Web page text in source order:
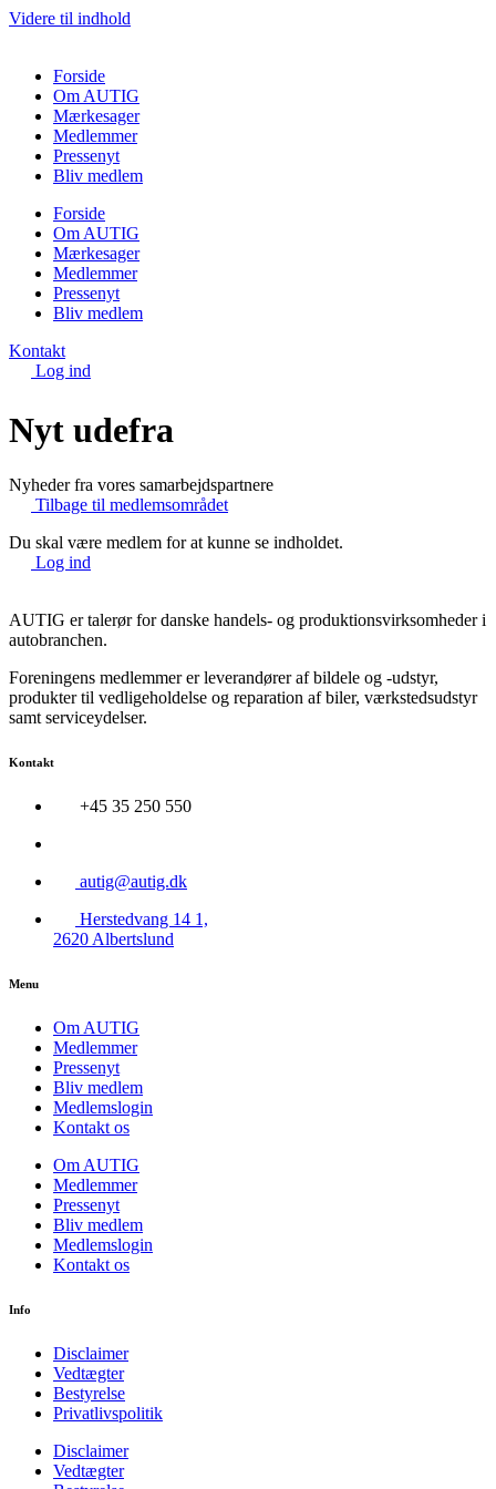
Videre til indhold
Forside
Om AUTIG
Mærkesager
Medlemmer
Pressenyt
Bliv medlem
Forside
Om AUTIG
Mærkesager
Medlemmer
Pressenyt
Bliv medlem
Kontakt
Log ind
Nyt udefra
Nyheder fra vores samarbejdspartnere​
Tilbage til medlemsområdet
Du skal være medlem for at kunne se indholdet.
Log ind
AUTIG er talerør for danske handels- og produktionsvirksomheder i
autobranchen.
Foreningens medlemmer er leverandører af bildele og -udstyr,
produkter til vedligeholdelse og reparation af biler, værkstedsudstyr
samt serviceydelser.
Kontakt
+45 35 250 550
autig@autig.dk
Herstedvang 14 1,
2620 Albertslund
Menu
Om AUTIG
Medlemmer
Pressenyt
Bliv medlem
Medlemslogin
Kontakt os
Om AUTIG
Medlemmer
Pressenyt
Bliv medlem
Medlemslogin
Kontakt os
Info
Disclaimer
Vedtægter
Bestyrelse
Privatlivspolitik
Disclaimer
Vedtægter